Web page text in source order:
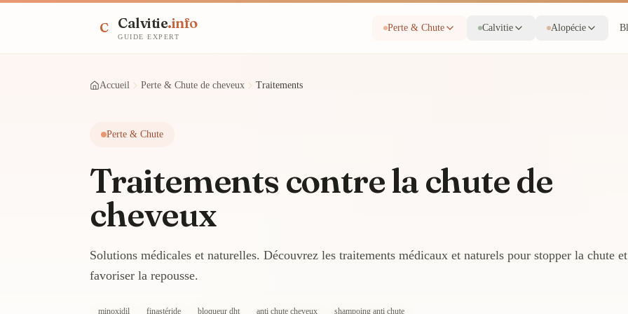
C Calvitie.info
GUIDE EXPERT
Perte & Chute Calvitie Alopécie
Accueil Perte & Chute de cheveux Traitements
Perte & Chute
Traitements contre la chute de
cheveux
Solutions médicales et naturelles. Découvrez les traitements médicaux et naturels pour stopper la chute et
favoriser la repousse.
minoxidil finastéride bloqueur dht anti chute cheveux shampoing anti chute